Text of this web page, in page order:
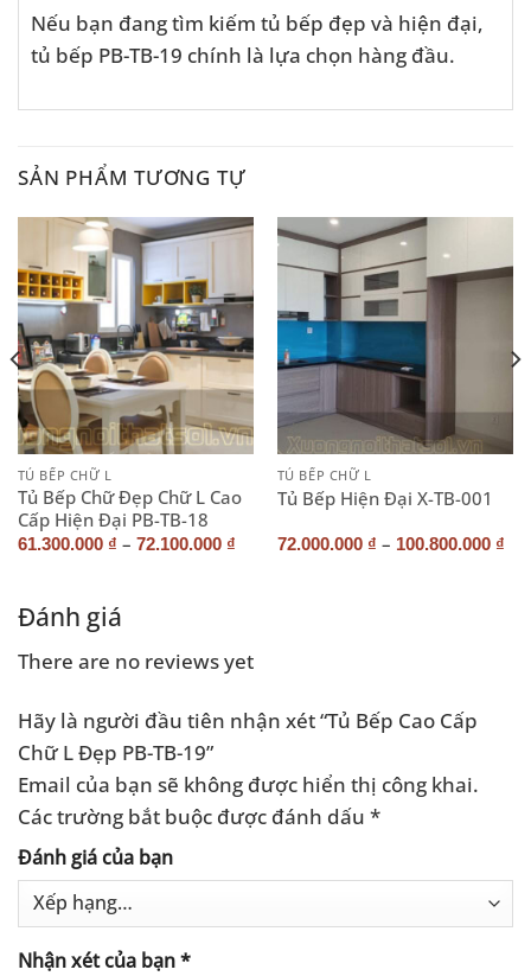
Nếu bạn đang tìm kiếm tủ bếp đẹp và hiện đại,
tủ bếp PB-TB-19 chính là lựa chọn hàng đầu.
SẢN PHẨM TƯƠNG TỰ
TỦ BẾP CHỮ L
Tủ Bếp Chữ Đẹp Chữ L Cao
Cấp Hiện Đại PB-TB-18
61.300.000 ₫ – 72.100.000 ₫
TỦ BẾP CHỮ L
Tủ Bếp Hiện Đại X-TB-001
72.000.000 ₫ – 100.800.000 ₫
Đánh giá
There are no reviews yet
Hãy là người đầu tiên nhận xét “Tủ Bếp Cao Cấp
Chữ L Đẹp PB-TB-19”
Email của bạn sẽ không được hiển thị công khai.
Các trường bắt buộc được đánh dấu *
Đánh giá của bạn
Nhận xét của bạn*